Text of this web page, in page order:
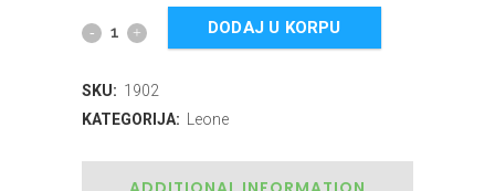
DODAJ U KORPU
SKU: 1902
KATEGORIJA:
Leone